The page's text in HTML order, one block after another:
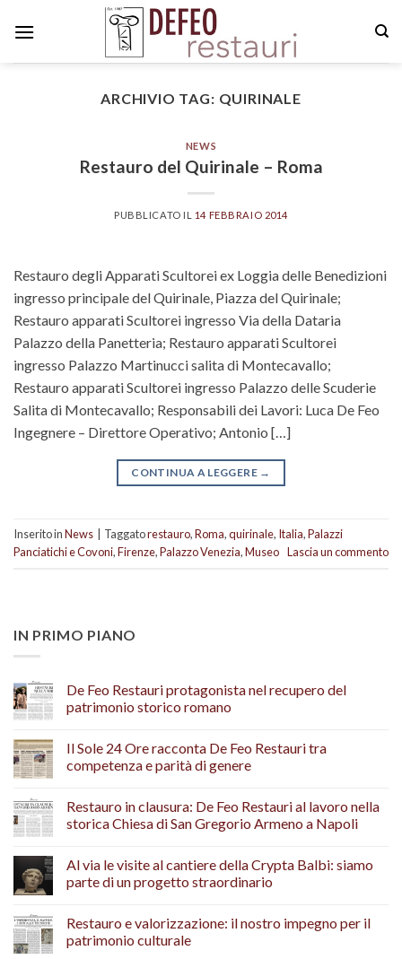
ARCHIVIO TAG: QUIRINALE
NEWS
Restauro del Quirinale – Roma
PUBBLICATO IL 14 FEBBRAIO 2014
Restauro degli Apparati Scultorei ex Loggia delle Benedizioni
ingresso principale del Quirinale, Piazza del Quirinale;
Restauro apparati Scultorei ingresso Via della Dataria
Palazzo della Panetteria; Restauro apparati Scultorei
ingresso Palazzo Martinucci salita di Montecavallo;
Restauro apparati Scultorei ingresso Palazzo delle Scuderie
Salita di Montecavallo; Responsabili dei Lavori: Luca De Feo
Ingegnere – Direttore Operativo; Antonio […]
CONTINUA A LEGGERE →
Inserito inNews Taggatorestauro,Roma,quirinale, Italia,Palazzi
Panciatichi e Covoni,Firenze,Palazzo Venezia,Museo Lascia un commento
IN PRIMO PIANO
De Feo Restauri protagonista nel recupero del
patrimonio storico romano
Il Sole 24 Ore racconta De Feo Restauri tra
competenza e parità di genere
Restauro in clausura: De Feo Restauri al lavoro nella
storica Chiesa di San Gregorio Armeno a Napoli
Al via le visite al cantiere della Crypta Balbi: siamo
parte di un progetto straordinario
Restauro e valorizzazione: il nostro impegno per il
patrimonio culturale